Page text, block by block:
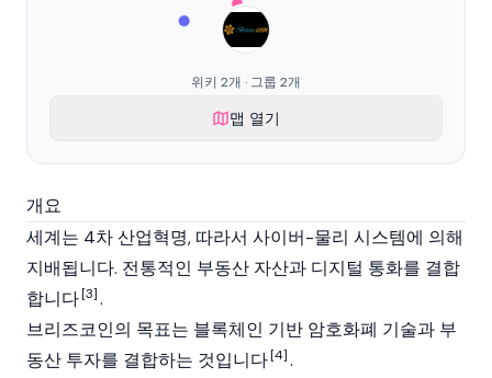
위키 2개 · 그룹 2개
맵 열기
개요
세계는 4차 산업혁명, 따라서 사이버-물리 시스템에 의해
지배됩니다. 전통적인 부동산 자산과 디지털 통화를 결합
합니다[3].
브리즈코인의 목표는 블록체인 기반 암호화폐 기술과 부
동산 투자를 결합하는 것입니다[4].